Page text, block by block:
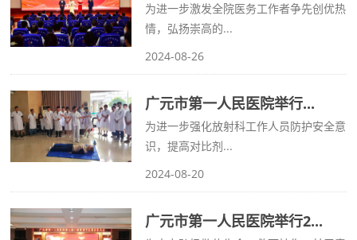
为进一步激发全院医务工作者争先创优热
情，弘扬崇高的...
2024-08-26
广元市第一人民医院举行...
为进一步强化放射科工作人员防护安全意
识，提高对比剂...
2024-08-20
广元市第一人民医院举行2...